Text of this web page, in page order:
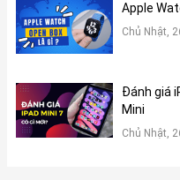
Apple
Chủ Nhật,
Đánh giá
Mini
Chủ Nhật,